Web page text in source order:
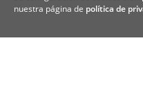
nuestra página de política de